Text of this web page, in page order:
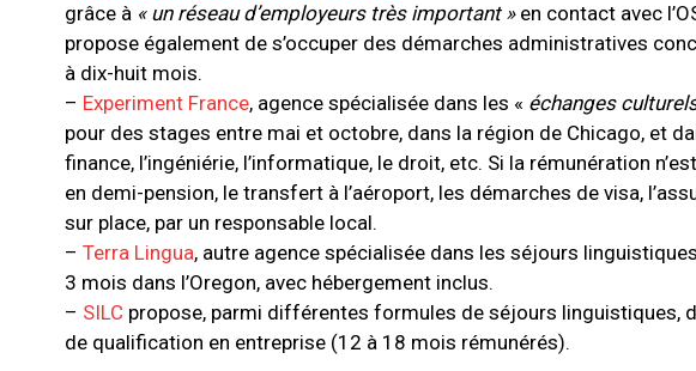
grâce à « un réseau d’employeurs très important »en contact avec
propose également de s’occuper des démarches administratives
à dix-huit mois.
– Experiment France, agence spécialisée dans les « échanges
pour des stages entre mai et octobre, dans la région de Chicago, et
finance, l’ingéniérie, l’informatique, le droit, etc. Si la rémunération
en demi-pension, le transfert à l’aéroport, les démarches de visa,
sur place, par un responsable local.
– Terra Lingua, autre agence spécialisée dans les séjours
3 mois dans l’Oregon, avec hébergement inclus.
– SILC propose, parmi différentes formules de séjours linguistiques,
de qualification en entreprise (12 à 18 mois rémunérés).